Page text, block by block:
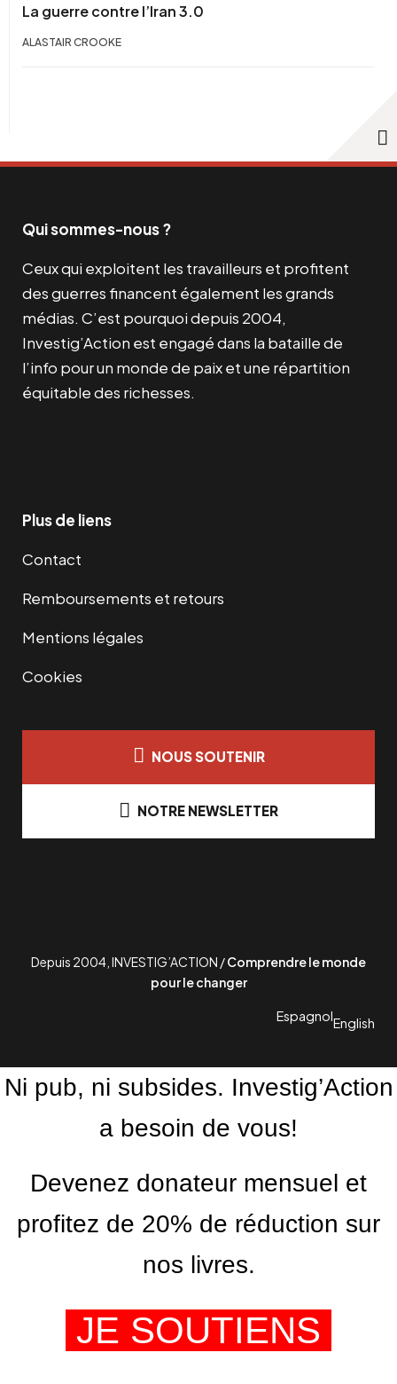
La guerre contre l’Iran 3.0
ALASTAIR CROOKE
Qui sommes-nous ?
Ceux qui exploitent les travailleurs et profitent
des guerres financent également les grands
médias. C’est pourquoi depuis 2004,
Investig’Action est engagé dans la bataille de
l’info pour un monde de paix et une répartition
équitable des richesses.
Plus de liens
Contact
Remboursements et retours
Mentions légales
Cookies
NOUS SOUTENIR
NOTRE NEWSLETTER
Depuis 2004, INVESTIG’ACTION /Comprendre le monde
pour le changer
EspagnolEnglish
Ni pub, ni subsides. Investig’Action
a besoin de vous!
Devenez donateur mensuel et
profitez de 20% de réduction sur
nos livres.
JE SOUTIENS